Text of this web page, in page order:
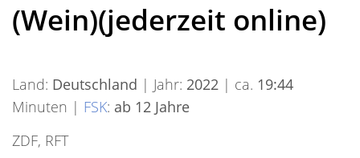
(Wein)(jederzeit online)
Land: Deutschland | Jahr: 2022 | ca. 19:44
Minuten | FSK: ab 12 Jahre
ZDF, RFT